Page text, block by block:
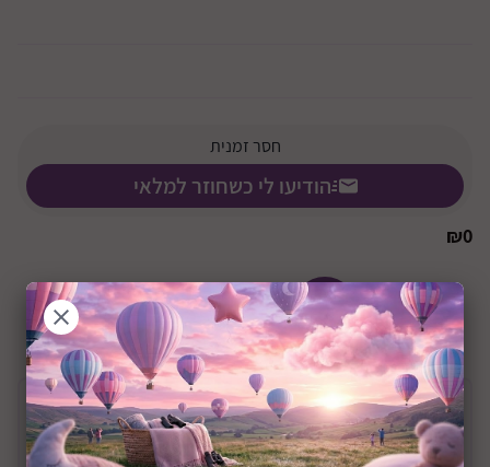
חסר זמנית
הודיעו לי כשחוזר למלאי
₪0
+8Y שיתוף:
תיאור המוצר